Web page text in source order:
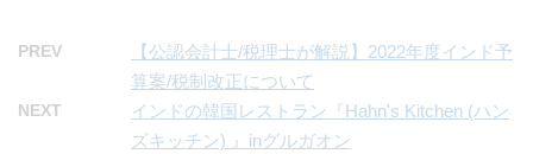
PREV
【公認会計士/税理士が解説】2022年度インド予
算案/税制改正について
NEXT
インドの韓国レストラン『Hahn's Kitchen (ハン
ズキッチン) 』inグルガオン